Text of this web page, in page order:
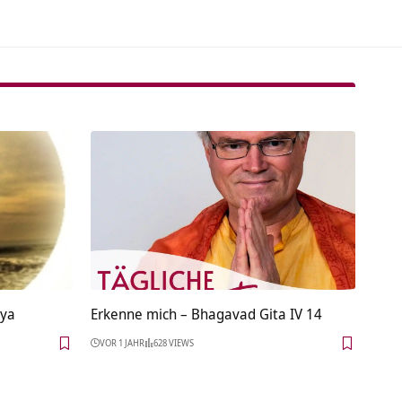
Erkenne mich – Bhagavad Gita IV 14
VOR 1 JAHR 628 VIEWS